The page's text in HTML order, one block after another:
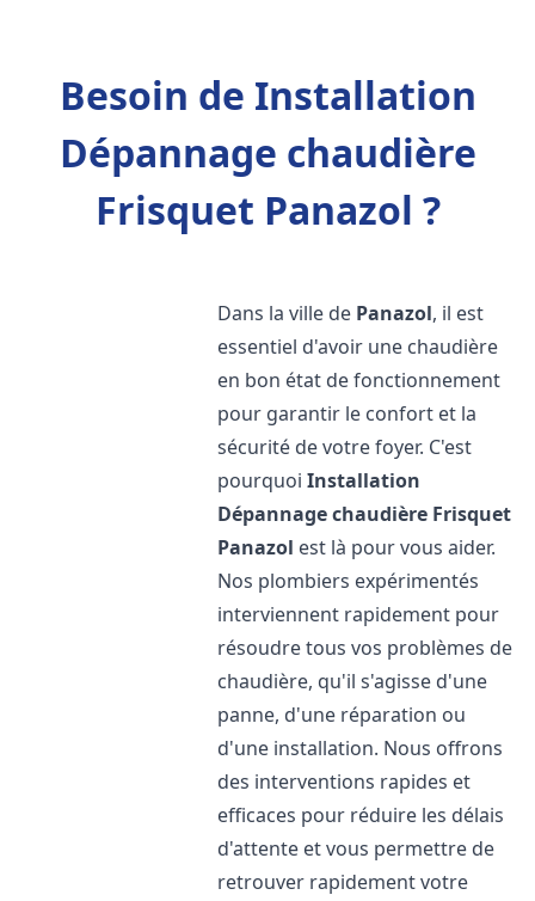
Besoin de Installation
Dépannage chaudière
Frisquet Panazol ?
Dans la ville de Panazol, il est
essentiel d'avoir une chaudière
en bon état de fonctionnement
pour garantir le confort et la
sécurité de votre foyer. C'est
pourquoiInstallation
Dépannage chaudière Frisquet
Panazol est là pour vous aider.
Nos plombiers expérimentés
interviennent rapidement pour
résoudre tous vos problèmes de
chaudière, qu'il s'agisse d'une
panne, d'une réparation ou
d'une installation. Nous offrons
des interventions rapides et
efficaces pour réduire les délais
d'attente et vous permettre de
retrouver rapidement votre